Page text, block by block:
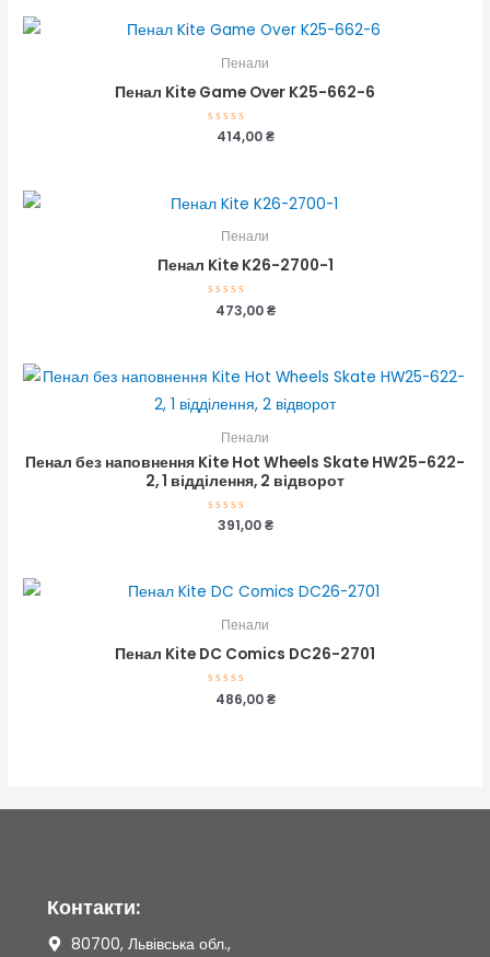
Пенали
Пенал Kite Game Over K25-662-6
Оцінено
414,00₴
Пенали
Пенал Kite K26-2700-1
Оцінено
473,00₴
Пенали
Пенал без наповнення Kite Hot Wheels Skate HW25-622-
2, 1 відділення, 2 відворот
Оцінено
391,00₴
Пенали
Пенал Kite DC Comics DC26-2701
Оцінено
486,00₴
Контакти:
80700, Львівська обл.,